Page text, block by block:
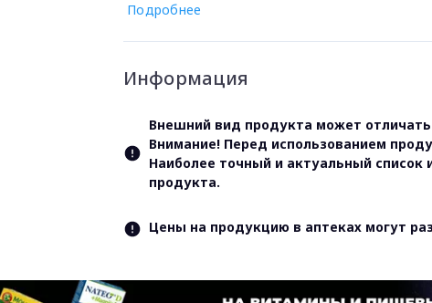
Подробнее
Информация
Внешний вид продукта может
Внимание! Перед использованием
Наиболее точный и актуальный список
продукта.
Цены на продукцию в аптеках могут